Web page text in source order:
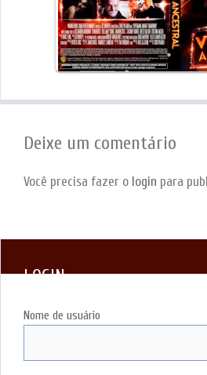
Deixe um comentário
Você precisa fazer o login para
LOGIN
Nome de usuário